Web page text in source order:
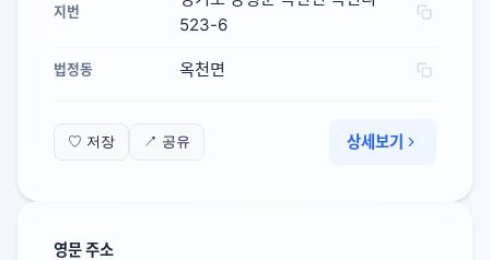
지번
523-6
법정동 옥천면
♡ 저장 ↗ 공유 상세보기
영문 주소